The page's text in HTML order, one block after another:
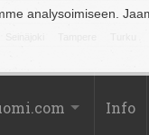
analysoimiseen.
Info